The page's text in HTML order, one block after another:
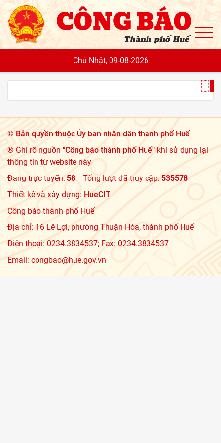
Chủ Nhật, 09-08-2026
©Bản quyền thuộc Ủy ban nhân dân thành phố Huế
® Ghi rõ nguồn "Công báo thành phố Huế"khi sử dụng lại
thông tin từ website này
Đang trực tuyến:58 Tổng lượt đã truy cập:535578
Thiết kế và xây dựng: HueCIT
Công báo thành phố Huế
Địa chỉ: 16 Lê Lợi, phường Thuận Hóa, thành phố Huế
Điện thoại: 0234.3834537; Fax: 0234.3834537
Email: congbao@hue.gov.vn